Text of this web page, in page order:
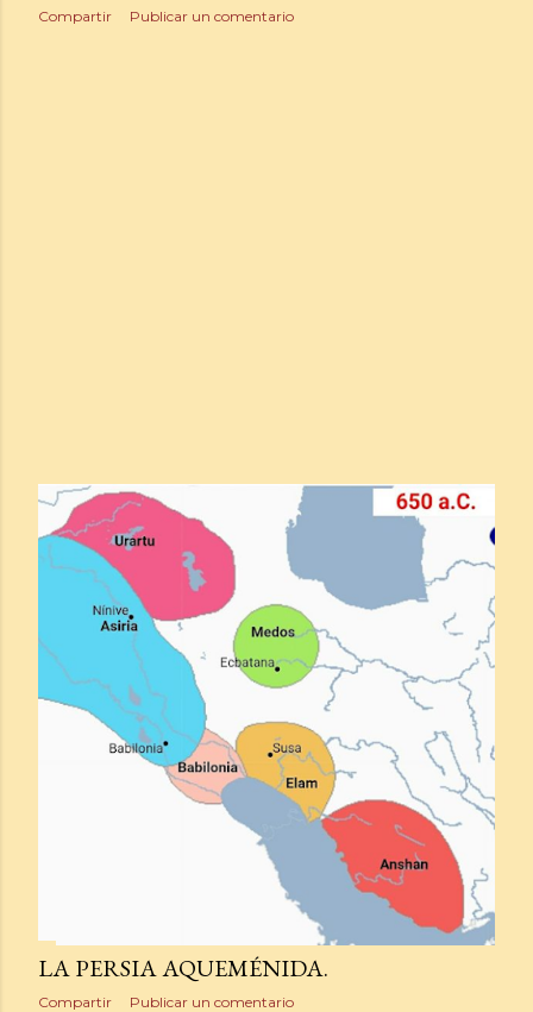
Compartir Publicar un comentario
LA PERSIA AQUEMÉNIDA.
Compartir Publicar un comentario